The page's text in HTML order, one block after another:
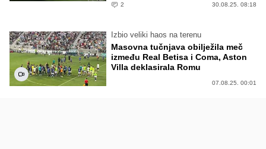
2 30.08.25. 08:18
Izbio veliki haos na terenu
Masovna tučnjava obilježila meč
između Real Betisa i Coma, Aston
Villa deklasirala Romu
07.08.25. 00:01